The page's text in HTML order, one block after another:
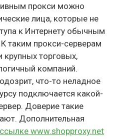
прокси можно
лица, которые не
к Интернету обычным
таким прокси-серверам
крупных торговых,
компаний.
что-то неладное
подключается какой-
Доверие такие
Дополнительная
www.shopproxy.net